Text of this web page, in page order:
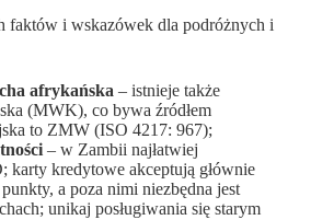
faktów i wskazówek dla podróżnych i
afrykańska – istnieje także
(MWK), co bywa źródłem
to ZMW (ISO 4217: 967);
– w Zambii najłatwiej
karty kredytowe akceptują głównie
a poza nimi niezbędna jest
unikaj posługiwania się starym